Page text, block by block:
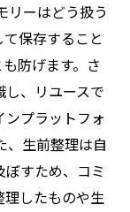
リーはどう扱う
保存すること
防げます。さ
、リユースで
プラットフォ
、生前整理は自
すため、コミ
理したものや生